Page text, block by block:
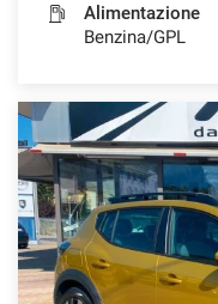
Alimentazione
Benzina/GPL